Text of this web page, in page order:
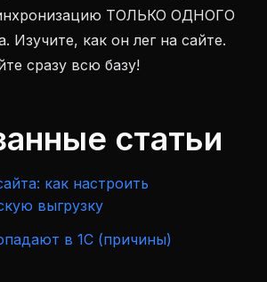
ТОЛЬКО ОДНОГО
Изучите, как он лег на сайте.
сразу всю базу!
статьи
как настроить
выгрузку
в 1С (причины)